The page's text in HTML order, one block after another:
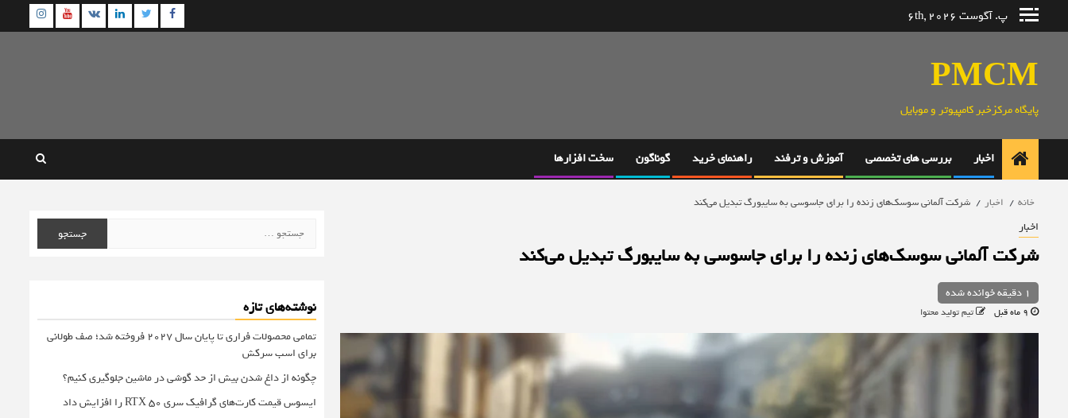
پ. آگوست 6th, 2026 Facebook
Twitter
Linkedin
VK
PMCM
پایگاه مرکزخبر کامپیوتر و موبایل
اخبار بررسی های تخصصی آموزش و ترفند راهنمای خرید گوناگون سخت افزارها
خانه اخبار شرکت آلمانی سوسک‌های زنده را برای جاسوسی به سایبورگ تبدیل می‌کند
اخبار
شرکت آلمانی سوسک‌های زنده را برای جاسوسی به سایبورگ تبدیل می‌کند
1 دقیقه خوانده شده
تیم تولید محتوا
برای:
نوشته‌های تازه
تمامی محصولات فراری تا پایان سال ۲۰۲۷ فروخته شد؛ صف طولانی
برای اسب سرکش
چگونه از داغ شدن بیش از حد گوشی در ماشین جلوگیری کنیم؟
ایسوس قیمت کارت‌های گرافیک سری RTX 50 را افزایش داد